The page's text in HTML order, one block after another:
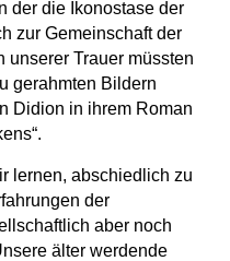
der die Ikonostase der
zur Gemeinschaft der
unserer Trauer müssten
gerahmten Bildern
Didion in ihrem Roman
lernen, abschiedlich zu
der
aber noch
älter werdende